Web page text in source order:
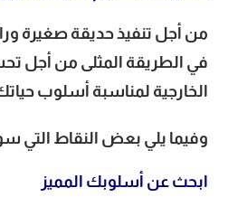
من أجل تنفيذ حديقة صغيرة
في الطريقة المثلى من أجل
الخارجية لمناسبة أسلوب
وفيما يلي بعض النقاط التي
ابحث عن أسلوبك المميز